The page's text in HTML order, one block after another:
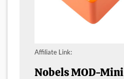
Affiliate Link:
Nobels MOD-Mini